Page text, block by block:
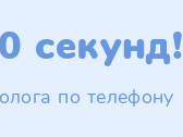
секунд!
по телефону